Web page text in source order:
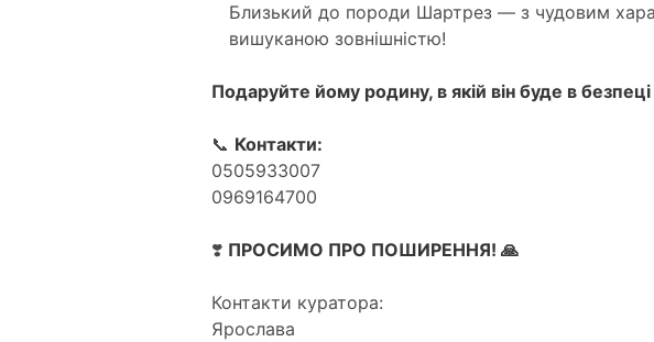
Близький до породи Шартрез — з чудовим
вишуканою зовнішністю!
Подаруйте йому родину, в якій він буде в
📞 Контакти:
0505933007
0969164700
❣️ ПРОСИМО ПРО ПОШИРЕННЯ! 🙏
Контакти куратора:
Ярослава